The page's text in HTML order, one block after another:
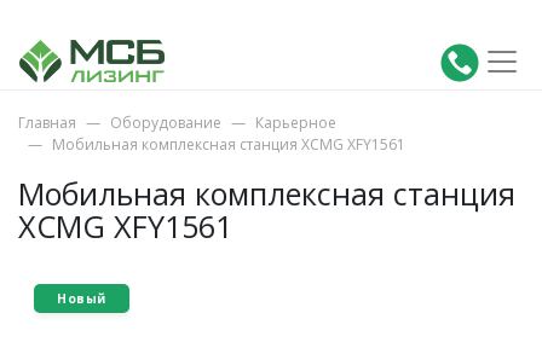
Главная Оборудование
Карьерное
Мобильная комплексная станция XCMG XFY1561
Мобильная комплексная станция
XCMG XFY1561
Новый